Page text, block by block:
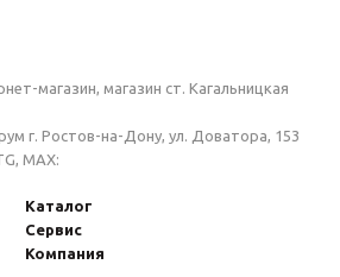
магазин, магазин ст. Кагальницкая
г. Ростов-на-Дону, ул. Доватора, 153
MAX:
Каталог
Сервис
Компания